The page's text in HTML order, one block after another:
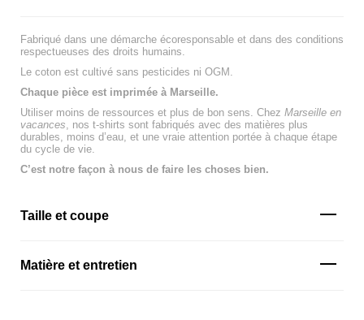
Fabriqué dans une démarche écoresponsable et dans des conditions
respectueuses des droits humains.
Le coton est cultivé sans pesticides ni OGM.
Chaque pièce est imprimée à Marseille.
Utiliser moins de ressources et plus de bon sens. Chez Marseille en
vacances , nos t-shirts sont fabriqués avec des matières plus
durables, moins d’eau, et une vraie attention portée à chaque étape
du cycle de vie.
C’est notre façon à nous de faire les choses bien.
Taille et coupe
Matière et entretien